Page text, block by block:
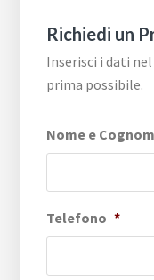
Richiedi un
Inserisci i dati
prima possibile.
Nome e
Telefono *